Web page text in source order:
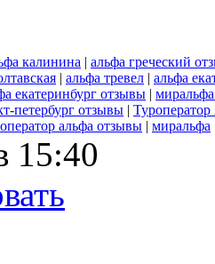
калинина | альфа греческий
| альфа тревел | альфа
екатеринбург отзывы |
петербург отзывы |
альфа отзывы | миральфа
15:40